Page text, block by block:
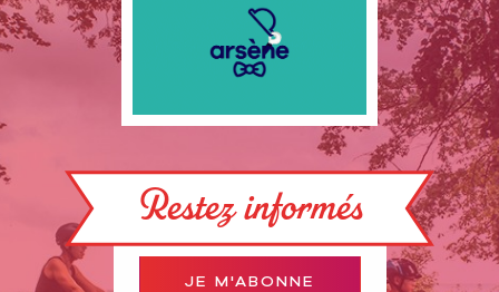
Restez informés
JE M'ABONNE